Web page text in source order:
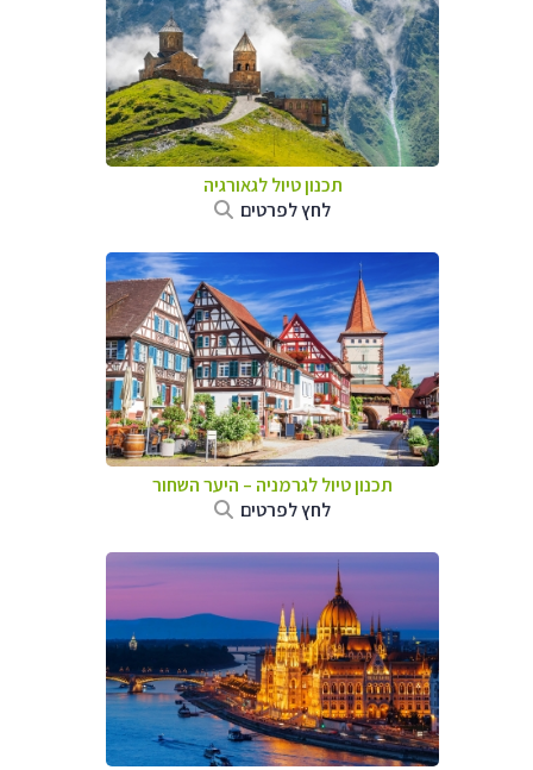
תכנון טיול לגאורגיה
לחץ לפרטים
תכנון טיול לגרמניה – היער השחור
לחץ לפרטים